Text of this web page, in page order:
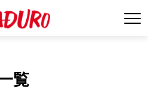
覧